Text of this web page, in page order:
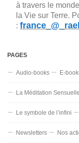
à travers le
la Vie sur Terre.
:
PAGES
Audio-books E-
La Méditation
Le symbole de l’infini
Newsletters Nos